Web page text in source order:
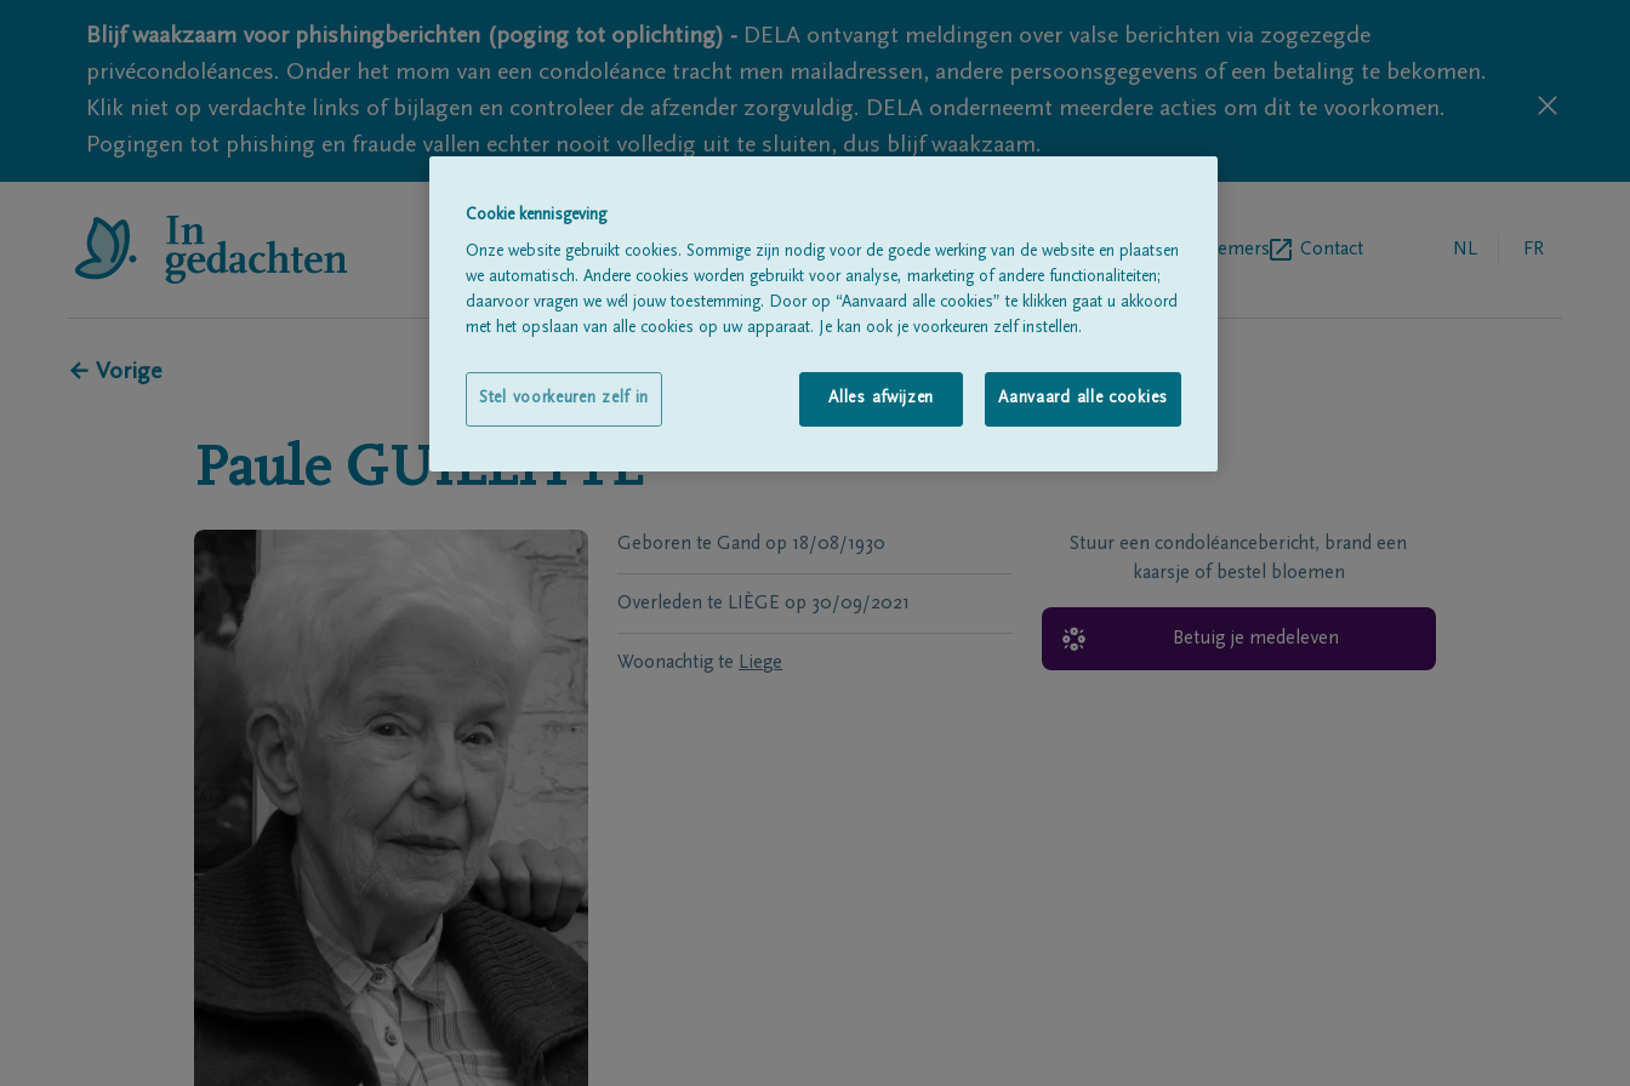
Blijf waakzaam voor phishingberichten (poging tot oplichting) - DELA ontvangt meldingen over valse berichten via zogezegde
privécondoléances. Onder het mom van een condoléance tracht men mailadressen, andere persoonsgegevens of een betaling te bekomen.
Klik niet op verdachte links of bijlagen en controleer de afzender zorgvuldig. DELA onderneemt meerdere acties om dit te voorkomen.
Pogingen tot phishing en fraude vallen echter nooit volledig uit te sluiten, dus blijf waakzaam.
Alle rouwberichtenOver onsBegrafenisondernemers Contact NL FR
← Vorige
Paule GUILLITTE
Geboren te Gand op 18/08/1930
Overleden te LIÈGE op 30/09/2021
Woonachtig te Liege
Stuur een condoléancebericht, brand een
kaarsje of bestel bloemen
Betuig je medeleven
Cookie kennisgeving
Onze website gebruikt cookies. Sommige zijn nodig voor de goede werking van de website en plaatsen
we automatisch. Andere cookies worden gebruikt voor analyse, marketing of andere functionaliteiten;
daarvoor vragen we wél jouw toestemming. Door op “Aanvaard alle cookies” te klikken gaat u akkoord
met het opslaan van alle cookies op uw apparaat. Je kan ook je voorkeuren zelf instellen.
Alles afwijzen Aanvaard alle cookies
Stel voorkeuren zelf in